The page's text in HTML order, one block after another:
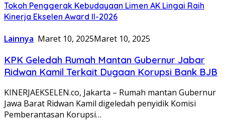
Tokoh Penggerak Kebudayaan Limen AK Lingai Raih
Kinerja Ekselen Award II-2026
Lainnya Maret 10, 2025Maret 10, 2025
KPK Geledah Rumah Mantan Gubernur Jabar
Ridwan Kamil Terkait Dugaan Korupsi Bank BJB
KINERJAEKSELEN.co, Jakarta – Rumah mantan Gubernur
Jawa Barat Ridwan Kamil digeledah penyidik Komisi
Pemberantasan Korupsi…